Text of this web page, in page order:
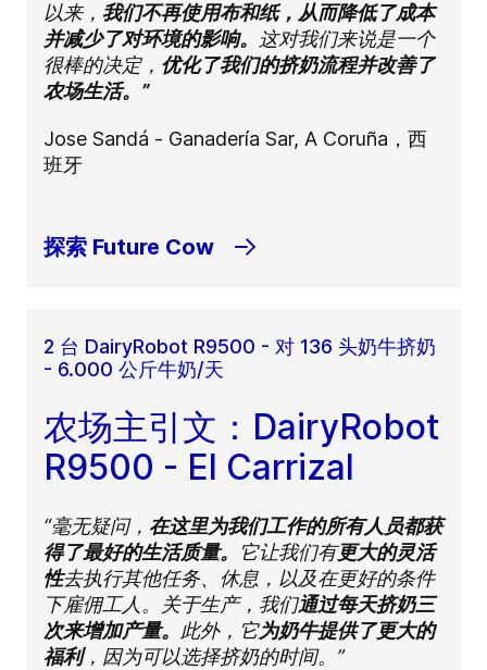
以来， 我们不再使用布和纸，从而降低了成本
并减少了对环境的影响。 这对我们来说是一个
很棒的决定， 优化了我们的挤奶流程并改善了
农场生活。”
Jose Sandá - Ganadería Sar, A Coruña，西
班牙
探索 Future Cow
2 台 DairyRobot R9500 - 对 136 头奶牛挤奶
- 6.000 公斤牛奶/天
农场主引文：DairyRobot
R9500 - El Carrizal
“毫无疑问， 在这里为我们工作的所有人员都获
得了最好的生活质量。
它让我们有更大的灵活
性去执行其他任务、休息，以及在更好的条件
下雇佣工人。关于生产，我们通过每天挤奶三
次来增加产量。 此外，它为奶牛提供了更大的
福利，因为可以选择挤奶的时间。”